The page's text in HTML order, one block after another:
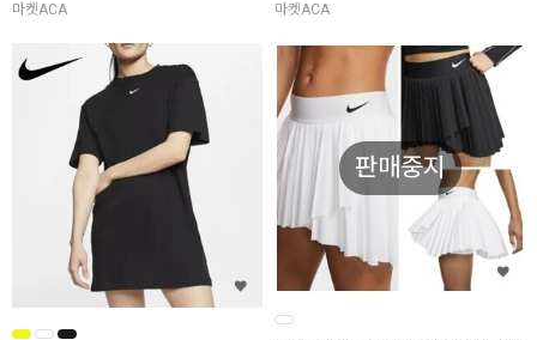
마켓ACA 마켓ACA
판매중지